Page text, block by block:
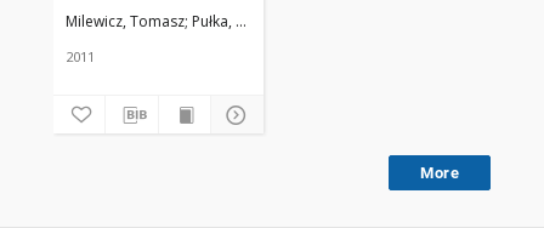
medycyny
Milewicz, Tomasz; Pułka, Magdalena; Spałkowska, Magdalena;
2011
More